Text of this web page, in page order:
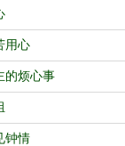
用心
的烦心事
钟情